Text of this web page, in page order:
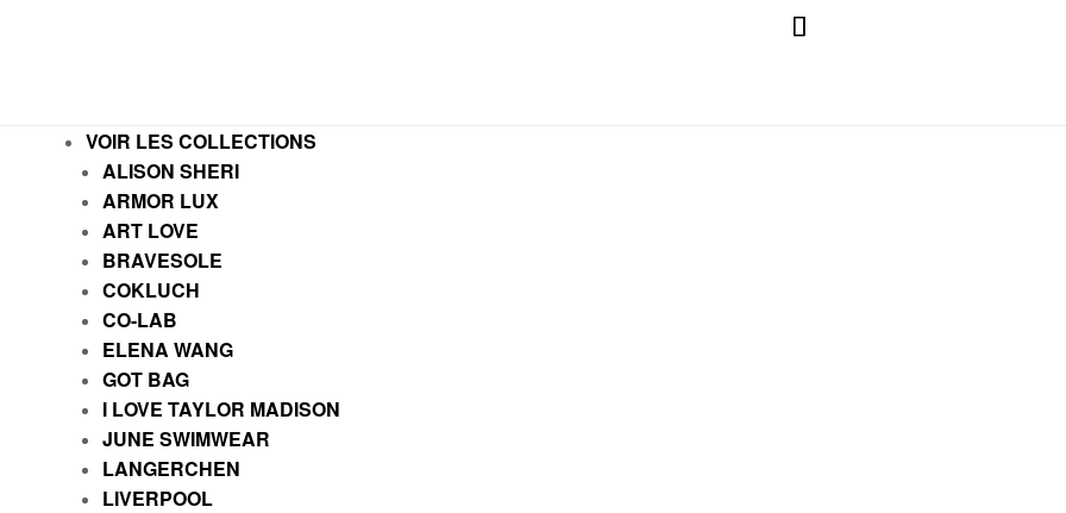
VOIR LES COLLECTIONS
ALISON SHERI
ARMOR LUX
ART LOVE
BRAVESOLE
COKLUCH
CO-LAB
ELENA WANG
GOT BAG
I LOVE TAYLOR MADISON
JUNE SWIMWEAR
LANGERCHEN
LIVERPOOL